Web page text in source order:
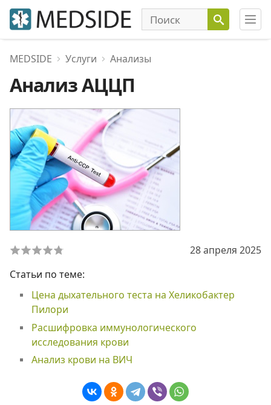
MEDSIDE Услуги Анализы
Анализ АЦЦП
28 апреля 2025
Статьи по теме:
Цена дыхательного теста на Хеликобактер
Пилори
Расшифровка иммунологического
исследования крови
Анализ крови на ВИЧ